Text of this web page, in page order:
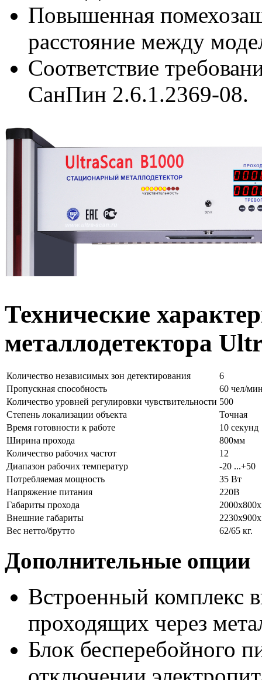
Повышенная
расстояние между
Соответствие
СанПин 2.6.1.2369-08.
Технические
металлодетектора
Количество независимых зон детектирования
6
Пропускная способность
60 чел/
Количество уровней регулировки чувствительности 500
Степень локализации объекта
Точная
Время готовности к работе
10 секунд
Ширина прохода
800мм
Количество рабочих частот
12
Диапазон рабочих температур
-20 ...+50
Потребляемая мощность
35 Вт
Напряжение питания
220В
Габариты прохода
Внешние габариты
Вес нетто/брутто
62/65 кг.
Дополнительные опции
Встроенный комплекс
проходящих через
Блок бесперебойного